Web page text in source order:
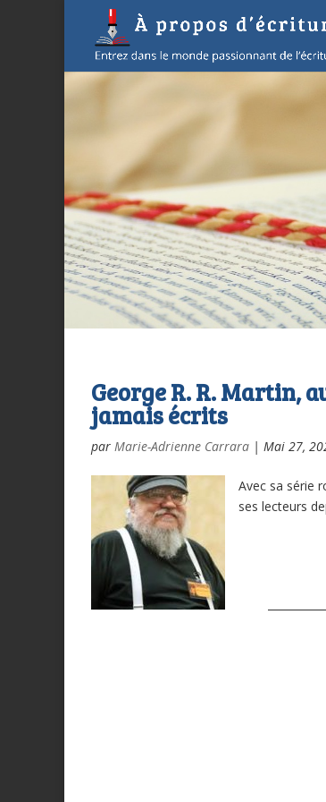
George R. R. Martin,
jamais écrits
par Marie-Adrienne Carrara | Mai 27,
Avec sa série
ses lecteurs